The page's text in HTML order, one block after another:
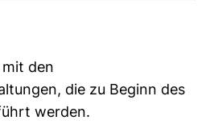
den
die zu Beginn des
werden.